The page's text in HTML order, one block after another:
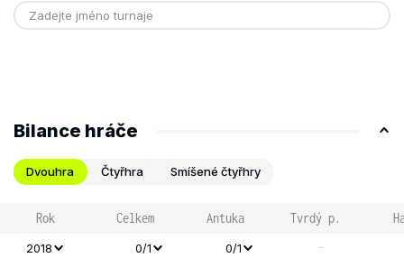
Bilance hráče
Dvouhra Čtyřhra Smíšené čtyřhry
Rok Celkem Antuka Tvrdý p.
2018 0/1 0/1 -